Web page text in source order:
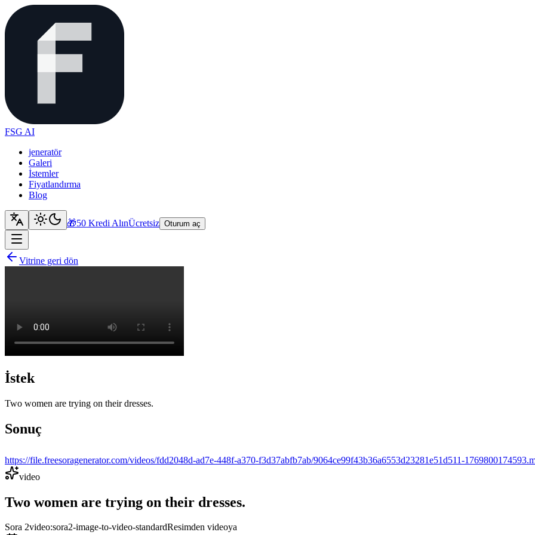
FSG AI
jeneratör
Galeri
İstemler
Fiyatlandırma
Blog
🎁50 Kredi AlınÜcretsiz Oturum aç
Vitrine geri dön
İstek
Two women are trying on their dresses.
Sonuç
https://file.freesoragenerator.com/videos/fdd2048d-ad7e-448f-a370-f3d37abfb7ab/9064ce99f43b36a6553d23281e51d511-
video
Two women are trying on their dresses.
Sora 2video:sora2-image-to-video-standardResimden videoya